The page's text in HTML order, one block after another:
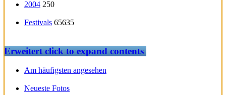
2004 250
Festivals 65635
Erweitertclick to expand contents
Am häufigsten angesehen
Neueste Fotos